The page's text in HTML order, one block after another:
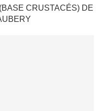
CRUSTACÉS) DE